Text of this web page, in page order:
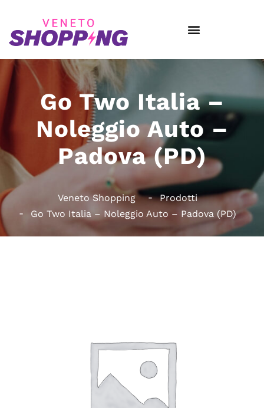
Go Two Italia –
Noleggio Auto –
Padova (PD)
Veneto Shopping
Prodotti
Go Two Italia – Noleggio Auto – Padova (PD)